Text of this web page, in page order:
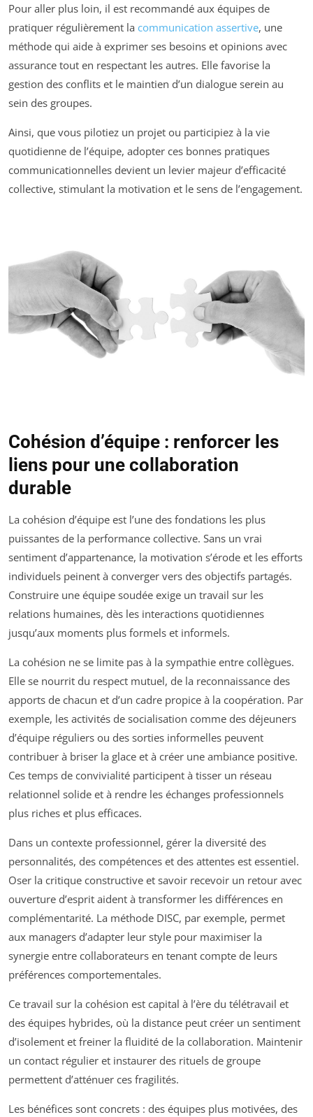
Pour aller plus loin, il est recommandé aux équipes de
pratiquer régulièrement la communication assertive, une
méthode qui aide à exprimer ses besoins et opinions avec
assurance tout en respectant les autres. Elle favorise la
gestion des conflits et le maintien d’un dialogue serein au
sein des groupes.
Ainsi, que vous pilotiez un projet ou participiez à la vie
quotidienne de l’équipe, adopter ces bonnes pratiques
communicationnelles devient un levier majeur d’efficacité
collective, stimulant la motivation et le sens de l’engagement.
Cohésion d’équipe : renforcer les
liens pour une collaboration
durable
La cohésion d’équipe est l’une des fondations les plus
puissantes de la performance collective. Sans un vrai
sentiment d’appartenance, la motivation s’érode et les efforts
individuels peinent à converger vers des objectifs partagés.
Construire une équipe soudée exige un travail sur les
relations humaines, dès les interactions quotidiennes
jusqu’aux moments plus formels et informels.
La cohésion ne se limite pas à la sympathie entre collègues.
Elle se nourrit du respect mutuel, de la reconnaissance des
apports de chacun et d’un cadre propice à la coopération. Par
exemple, les activités de socialisation comme des déjeuners
d’équipe réguliers ou des sorties informelles peuvent
contribuer à briser la glace et à créer une ambiance positive.
Ces temps de convivialité participent à tisser un réseau
relationnel solide et à rendre les échanges professionnels
plus riches et plus efficaces.
Dans un contexte professionnel, gérer la diversité des
personnalités, des compétences et des attentes est essentiel.
Oser la critique constructive et savoir recevoir un retour avec
ouverture d’esprit aident à transformer les différences en
complémentarité. La méthode DISC, par exemple, permet
aux managers d’adapter leur style pour maximiser la
synergie entre collaborateurs en tenant compte de leurs
préférences comportementales.
Ce travail sur la cohésion est capital à l’ère du télétravail et
des équipes hybrides, où la distance peut créer un sentiment
d’isolement et freiner la fluidité de la collaboration. Maintenir
un contact régulier et instaurer des rituels de groupe
permettent d’atténuer ces fragilités.
Les bénéfices sont concrets : des équipes plus motivées, des